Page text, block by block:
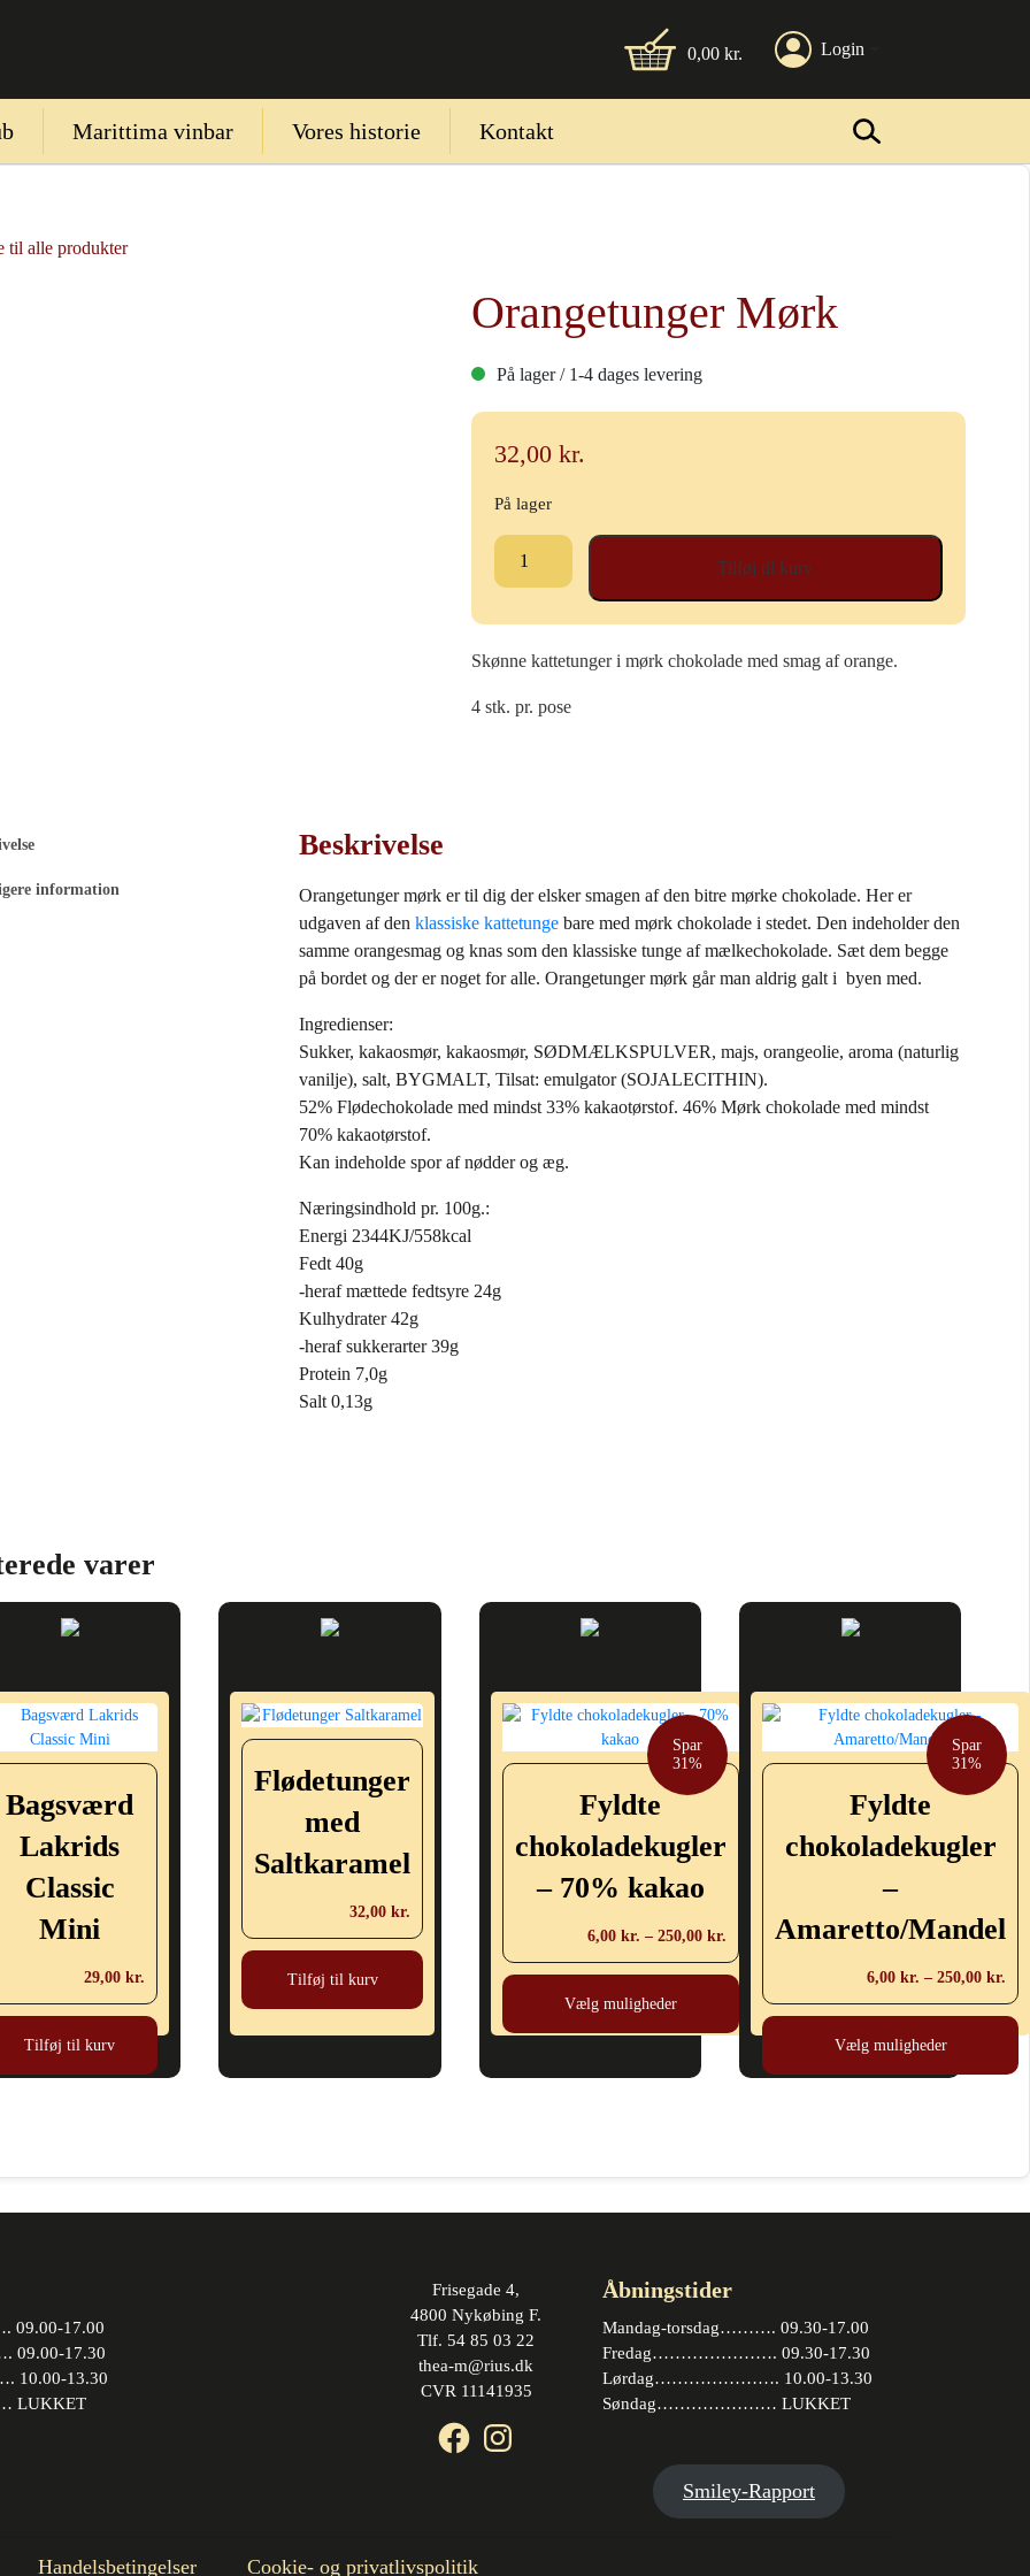
0,00kr. Login
Marittima vinbar Vores historie Kontakt
til alle produkter
Orangetunger Mørk
På lager / 1-4 dages levering
32,00 kr.
På lager
Orangetunger
Mørk
Tilføj til kurv
Skønne kattetunger i mørk chokolade med smag af orange.
4 stk. pr. pose
information
Beskrivelse
Orangetunger mørk er til dig der elsker smagen af den bitre mørke chokolade. Her er
udgaven af denklassiske kattetunge bare med mørk chokolade i stedet. Den indeholder den
samme orangesmag og knas som den klassiske tunge af mælkechokolade. Sæt dem begge
på bordet og der er noget for alle. Orangetunger mørk går man aldrig galt i byen med.
Ingredienser:
Sukker, kakaosmør, kakaosmør, SØDMÆLKSPULVER, majs, orangeolie, aroma (naturlig
vanilje), salt, BYGMALT, Tilsat: emulgator (SOJALECITHIN).
52% Flødechokolade med mindst 33% kakaotørstof. 46% Mørk chokolade med mindst
70% kakaotørstof.
Kan indeholde spor af nødder og æg.
Næringsindhold pr. 100g.:
Energi 2344KJ/558kcal
Fedt 40g
-heraf mættede fedtsyre 24g
Kulhydrater 42g
-heraf sukkerarter 39g
Protein 7,0g
Salt 0,13g
varer
Bagsværd
Lakrids
Classic
Mini
29,00kr.
Tilføj til kurv
Flødetunger
med
Saltkaramel
32,00kr.
Tilføj til kurv
Spar
31%
Fyldte
chokoladekugler
– 70% kakao
6,00 kr. – 250,00 kr. Prisinterval:
6,00 kr.
til
250,00 kr.
Vælg muligheder
vare
har
varianter.
Spar
31%
Fyldte
chokoladekugler
–
Amaretto/Mandel
6,00kr. – 250,00kr.
til
Vælg muligheder
09.00-17.00
17.30
13.30
Frisegade 4,
4800 Nykøbing F.
Tlf. 54 85 03 22
thea-m@rius.dk
CVR 11141935
Facebook
Instagram
Åbningstider
Mandag-torsdag………. 09.30-17.00
Fredag…………………. 09.30-17.30
Lørdag…………………. 10.00-13.30
Søndag………………… LUKKET
Smiley-Rapport
Handelsbetingelser Cookie- og privatlivspolitik